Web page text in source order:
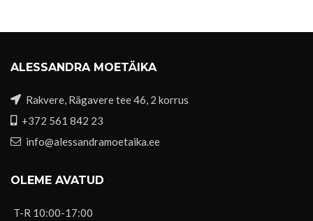
ALESSANDRA MOETÄIKA
Rakvere, Rägavere tee 46, 2 korrus
+372 561 842 23
info@alessandramoetaika.ee
OLEME AVATUD
T-R 10:00-17:00